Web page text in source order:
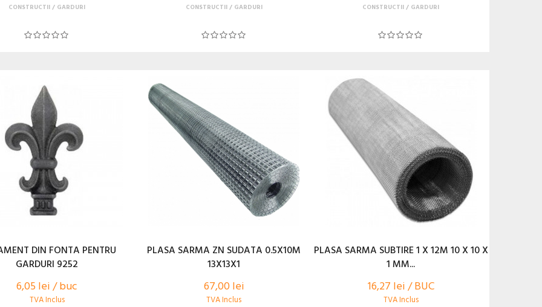
CONSTRUCTII GARDURI CONSTRUCTII GARDURI CONSTRUCTII GARDURI
DIN FONTA PENTRU
GARDURI 9252
6,05 lei / buc
TVA Inclus
PLASA SARMA ZN SUDATA 0.5X10M
13X13X1
67,00 lei
TVA Inclus
PLASA SARMA SUBTIRE 1 X 12M 10 X 10 X
1 MM...
16,27 lei / BUC
TVA Inclus